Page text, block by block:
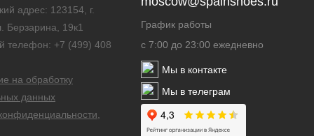
адрес: 123154, г.
Берзарина, 19к1
телефон: +7 (499) 408
на обработку
данных
График работы
с 7:00 до 23:00 ежедневно
Мы в контакте
Мы в телеграм